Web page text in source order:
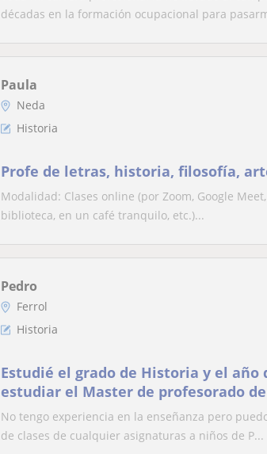
décadas en la formación ocupacional para
Paula
Neda
Historia
Profe de letras, historia, filosofía,
Modalidad: Clases online (por Zoom, Google
biblioteca, en un café tranquilo, etc.)...
Pedro
Ferrol
Historia
Estudié el grado de Historia y el año
estudiar el Master de profesorado
También se inglés.
No tengo experiencia en la enseñanza pero
de clases de cualquier asignaturas a niños de P...